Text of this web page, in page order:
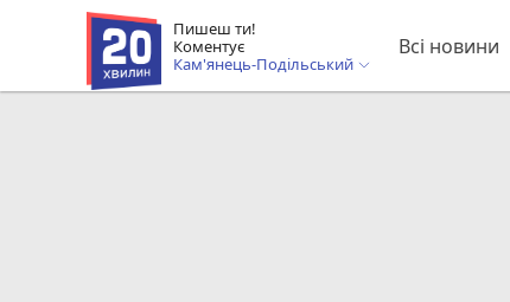
Пишеш ти!
Коментує
Кам'янець-Подільський
Всі новини